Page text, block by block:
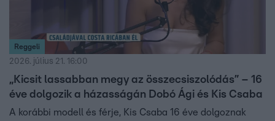
Reggeli
2026. július 21. 16:00
„Kicsit lassabban megy az összecsiszolódás” – 16
éve dolgozik a házasságán Dobó Ági és Kis Csaba
A korábbi modell és férje, Kis Csaba 16 éve dolgoznak